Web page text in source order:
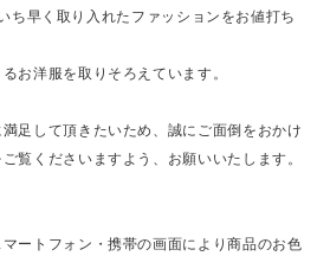
ち早く取り入れたファッションをお値打ち
お洋服を取りそろえています。
足して頂きたいため、誠にご面倒をおかけ
覧くださいますよう、お願いいたします。
ートフォン・携帯の画面により商品のお色